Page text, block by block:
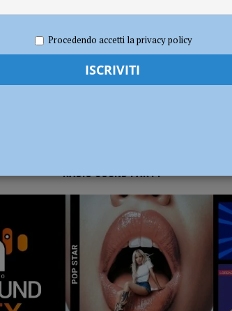
per rendere le strade più sicure ATTUALITÀ
RADIO SOUND PARTY
Procedendo accetti la privacy policy